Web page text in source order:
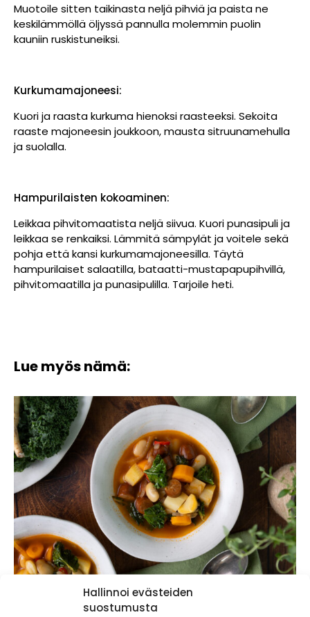
Hallinnoi evästeiden
suostumusta
Muotoile sitten taikinasta neljä pihviä ja paista ne
keskilämmöllä öljyssä pannulla molemmin puolin
kauniin ruskistuneiksi.
Kurkumamajoneesi:
Kuori ja raasta kurkuma hienoksi raasteeksi. Sekoita
raaste majoneesin joukkoon, mausta sitruunamehulla
ja suolalla.
Hampurilaisten kokoaminen:
Leikkaa pihvitomaatista neljä siivua. Kuori punasipuli ja
leikkaa se renkaiksi. Lämmitä sämpylät ja voitele sekä
pohja että kansi kurkumamajoneesilla. Täytä
hampurilaiset salaatilla, bataatti-mustapapupihvillä,
pihvitomaatilla ja punasipulilla. Tarjoile heti.
Lue myös nämä:
Chorizo-papukeitto – lämmittävä keitto